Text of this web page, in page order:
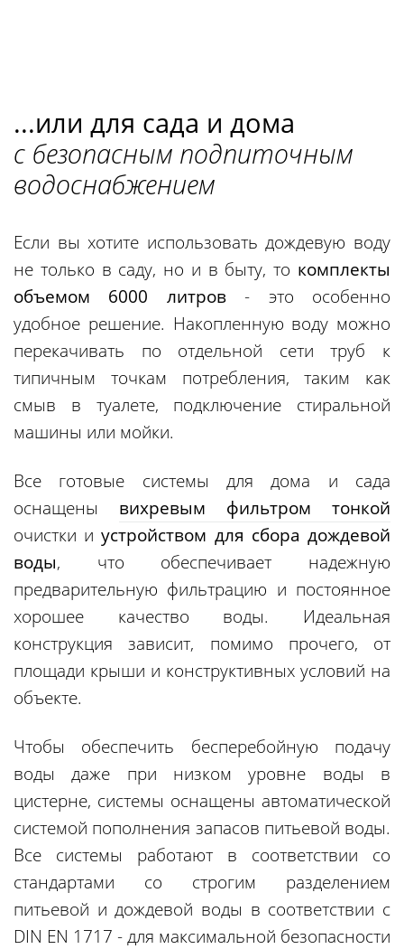
...или для сада и дома
с безопасным подпиточным
водоснабжением
Если вы хотите использовать дождевую воду
не только в саду, но и в быту, то комплекты
объемом 6000 литров- это особенно
удобное решение. Накопленную воду можно
перекачивать по отдельной сети труб к
типичным точкам потребления, таким как
смыв в туалете, подключение стиральной
машины или мойки.
Все готовые системы для дома и сада
оснащены вихревым фильтром тонкой
очистки иустройством для сбора дождевой
воды, что обеспечивает надежную
предварительную фильтрацию и постоянное
хорошее качество воды. Идеальная
конструкция зависит, помимо прочего, от
площади крыши и конструктивных условий на
объекте.
Чтобы обеспечить бесперебойную подачу
воды даже при низком уровне воды в
цистерне, системы оснащены автоматической
системой пополнения запасов питьевой воды.
Все системы работают в соответствии со
стандартами со строгим разделением
питьевой и дождевой воды в соответствии с
DIN EN 1717 - для максимальной безопасности